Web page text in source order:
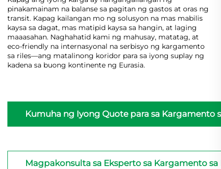
pinakamainam na balanse sa pagitan ng gastos at oras ng
transit. Kapag kailangan mo ng solusyon na mas mabilis
kaysa sa dagat, mas matipid kaysa sa hangin, at laging
maaasahan. Naghahatid kami ng mahusay, matatag, at
eco-friendly na internasyonal na serbisyo ng kargamento
sa riles—ang matalinong koridor para sa iyong suplay ng
kadena sa buong kontinente ng Eurasia.
Kumuha ng Iyong Quote para sa Kargamento
Magpakonsulta sa Eksperto sa Kargamento sa